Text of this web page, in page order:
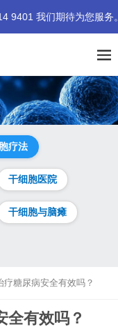
我们期待为您服务。
疗法
干细胞医院
干细胞与脑瘫
疗糖尿病安全有效吗？
全有效吗？